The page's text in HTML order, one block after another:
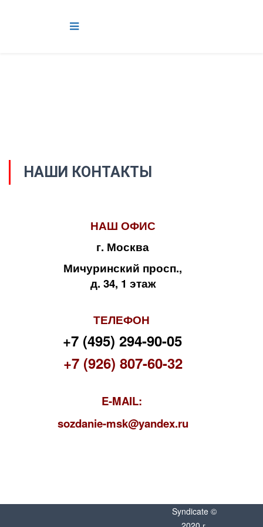
НАШИ КОНТАКТЫ
НАШ ОФИС
г. Москва
Мичуринский просп.,
д. 34, 1 этаж
ТЕЛЕФОН
+7 (495) 294-90-05
+7 (926) 807-60-32
E-MAIL:
sozdanie-msk@yandex.ru
Syndicate ©